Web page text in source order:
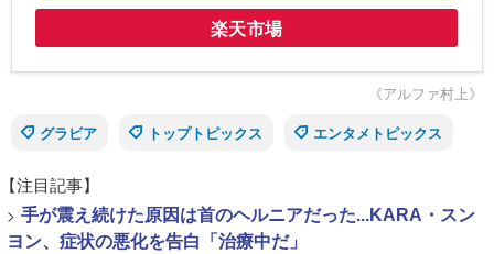
楽天市場
《アルファ村上》
グラビア
トップトピックス エンタメトピックス
【注目記事】
> 手が震え続けた原因は首のヘルニアだった...KARA・スン
ヨン、症状の悪化を告白「治療中だ」